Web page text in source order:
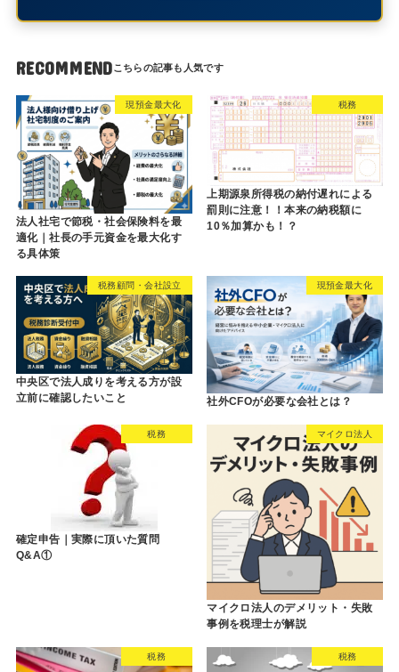
RECOMMEND
現預金最大化
法人社宅で節税・社会保険料を最
適化｜社長の手元資金を最大化す
る具体策
税務
上期源泉所得税の納付遅れによる
罰則に注意！！本来の納税額に
10％加算かも！？
税務顧問・会社設立
中央区で法人成りを考える方が設
立前に確認したいこと
現預金最大化
社外CFOが必要な会社とは？
税務
確定申告｜実際に頂いた質問
Q&A①
マイクロ法人
マイクロ法人のデメリット・失敗
事例を税理士が解説
税務 税務